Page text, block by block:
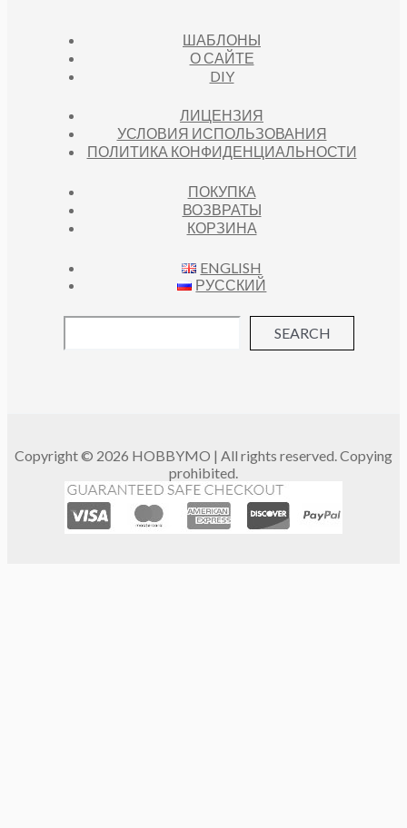
ШАБЛОНЫ
О САЙТЕ
DIY
ЛИЦЕНЗИЯ
УСЛОВИЯ ИСПОЛЬЗОВАНИЯ
ПОЛИТИКА КОНФИДЕНЦИАЛЬНОСТИ
ПОКУПКА
ВОЗВРАТЫ
КОРЗИНА
ENGLISH
РУССКИЙ
SEARCH
Copyright © 2026 HOBBYMO | All rights reserved. Copying
prohibited.